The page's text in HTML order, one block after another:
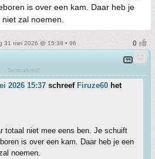
is over een kam. Daar heb je
zal noemen.
31 mei 2026 @ 15:38 • 96
Tacticalized!
2026 15:37 schreef Firuze60 het
totaal niet mee eens ben. Je schuift
is over een kam. Daar heb je een
noemen.